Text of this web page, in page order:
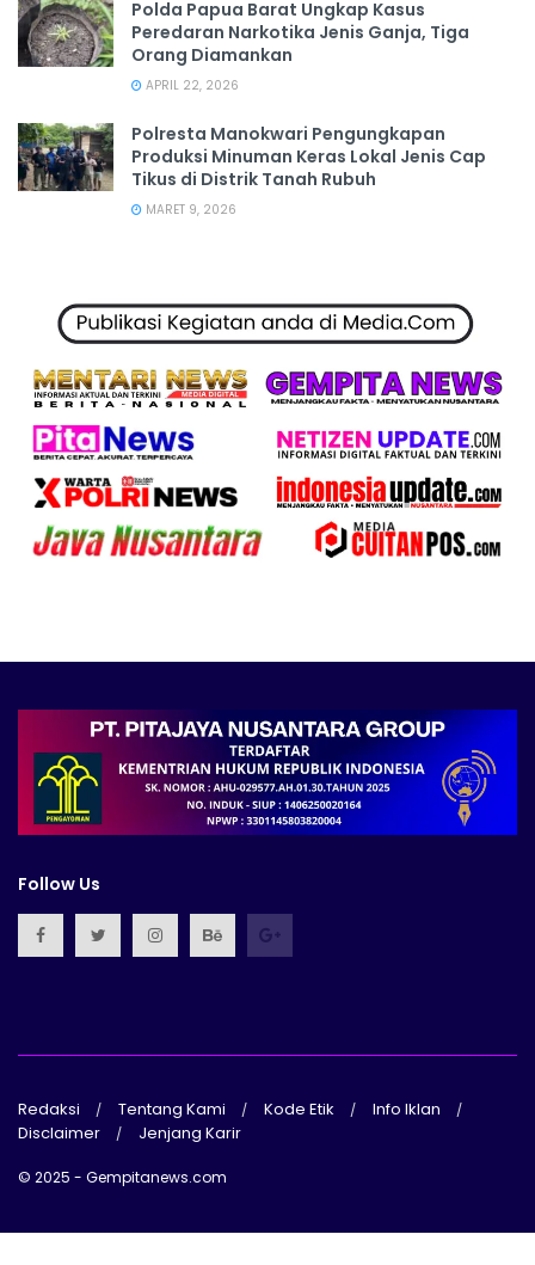
Polda Papua Barat Ungkap Kasus
Peredaran Narkotika Jenis Ganja, Tiga
Orang Diamankan
APRIL 22, 2026
Polresta Manokwari Pengungkapan
Produksi Minuman Keras Lokal Jenis Cap
Tikus di Distrik Tanah Rubuh
MARET 9, 2026
Follow Us
Redaksi Tentang Kami Kode Etik
Info Iklan
Disclaimer
Jenjang Karir
© 2025 - Gempitanews.com